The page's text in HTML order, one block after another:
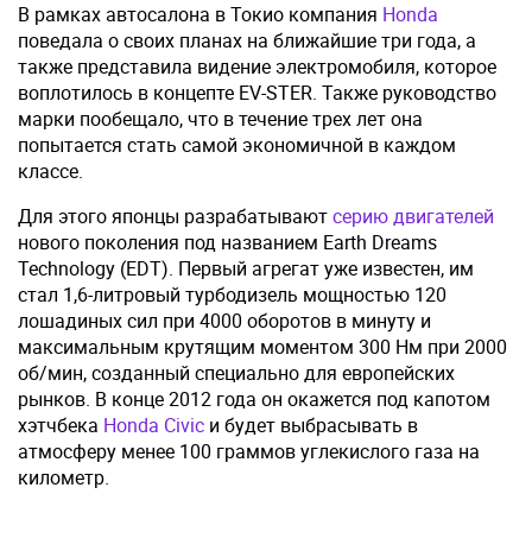
В рамках автосалона в Токио компания Honda
поведала о своих планах на ближайшие три года, а
также представила видение электромобиля, которое
воплотилось в концепте EV-STER. Также руководство
марки пообещало, что в течение трех лет она
попытается стать самой экономичной в каждом
классе.
Для этого японцы разрабатываютсерию двигателей
нового поколения под названием Earth Dreams
Technology (EDT). Первый агрегат уже известен, им
стал 1,6-литровый турбодизель мощностью 120
лошадиных сил при 4000 оборотов в минуту и
максимальным крутящим моментом 300 Нм при 2000
об/мин, созданный специально для европейских
рынков. В конце 2012 года он окажется под капотом
хэтчбека Honda Civic и будет выбрасывать в
атмосферу менее 100 граммов углекислого газа на
километр.